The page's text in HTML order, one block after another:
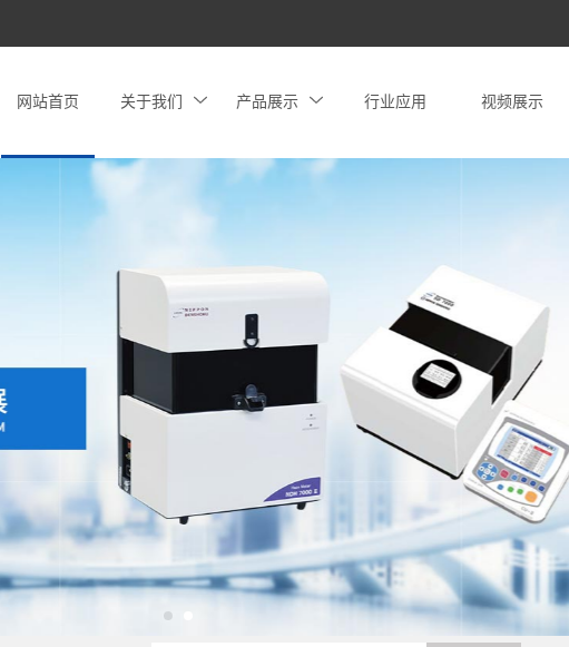
网站首页 关于我们 产品展示 行业应用 视频展示